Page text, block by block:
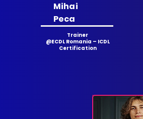
Mihai
Peca
Trainer
@ECDL Romania – ICDL
Certification